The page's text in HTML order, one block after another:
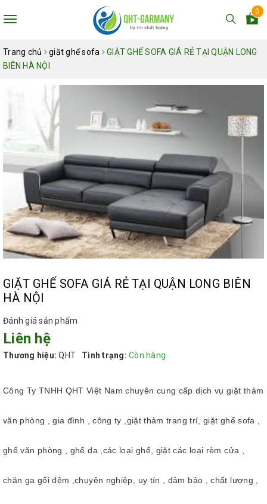
Toggle
0
Trang chủ giặt ghế sofa
GIẶT GHẾ SOFA GIÁ RẺ TẠI QUẬN LONG
BIÊN HÀ NỘI
GIẶT GHẾ SOFA GIÁ RẺ TẠI QUẬN LONG BIÊN
HÀ NỘI
Đánh giá sản phẩm
Liên hệ
Thương hiệu: QHT Tình trạng: Còn hàng
Công Ty TNHH QHT Việt Nam chuyên cung cấp dịch vụ giặt thảm
văn phòng , gia đình , công ty ,giặt thảm trang trí, giặt ghế sofa ,
ghế văn phòng , ghế da ,các loại ghế, giặt các loại rèm cửa ,
chăn ga gối đệm ,chuyên nghiệp, uy tín , đảm bảo , chất lượng ,